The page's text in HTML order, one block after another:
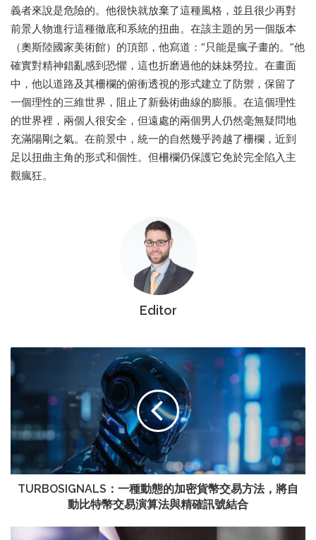
義者來說是危險的。他很快就放棄了這種風格，並且很少再對
前景人物進行這種徹底和系統的扭曲。在該主題的另一個版本
（奧斯陸國家美術館）的頂部，他寫道：“只能是瘋子畫的。”他
確實對精神錯亂感到恐懼，這也折磨過他的妹妹勞拉。在畫面
中，他以道路及其柵欄的俯衝透視的形式建立了防禦，保留了
一個理性的三維世界，阻止了新藝術曲線的膨脹。在這個理性
的世界裡，兩個人很安全，但遠處的兩個男人仍然毫無疑問地
充滿陽剛之氣。在前景中，統一的自然幾乎跨越了柵欄，近到
足以扭曲主角的形式和個性。但柵欄仍保護它免於完全陷入主
觀瘋狂。
Editor
TURBOSIGNALS：一種動態的加密貨幣交易方法，將自
動比特幣交易演算法與精確訊號結合